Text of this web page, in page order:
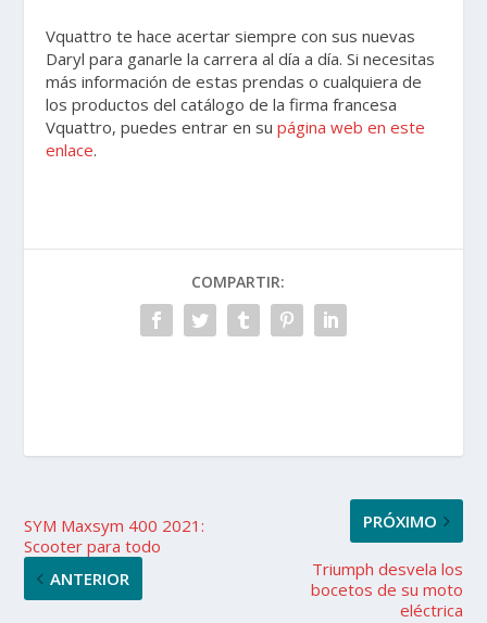
Vquattro te hace acertar siempre con sus nuevas
Daryl para ganarle la carrera al día a día. Si necesitas
más información de estas prendas o cualquiera de
los productos del catálogo de la firma francesa
Vquattro, puedes entrar en supágina web en este
enlace.
COMPARTIR:
SYM Maxsym 400 2021:
Scooter para todo
ANTERIOR
PRÓXIMO
Triumph desvela los
bocetos de su moto
eléctrica